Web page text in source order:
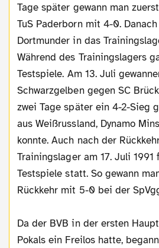
Tage später gewann man
TuS Paderborn mit 4-0.
Dortmunder in das
Während des Trainingslagers
Testspiele. Am 13. Juli
Schwarzgelben gegen SC
zwei Tage später ein 4-2-Sieg
aus Weißrussland, Dynamo
konnte. Auch nach der
Trainingslager am 17. Juli 1991
Testspiele statt. So gewann
Rückkehr mit 5-0 bei der
Da der BVB in der ersten
Pokals ein Freilos hatte,